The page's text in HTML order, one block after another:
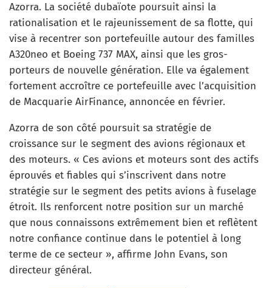
Azorra. La société dubaïote poursuit ainsi la
rationalisation et le rajeunissement de sa flotte, qui
vise à recentrer son portefeuille autour des familles
A320neo et Boeing 737 MAX, ainsi que les gros-
porteurs de nouvelle génération. Elle va également
fortement accroître ce portefeuille avec l’acquisition
de Macquarie AirFinance, annoncée en février.
Azorra de son côté poursuit sa stratégie de
croissance sur le segment des avions régionaux et
des moteurs. « Ces avions et moteurs sont des actifs
éprouvés et fiables qui s’inscrivent dans notre
stratégie sur le segment des petits avions à fuselage
étroit. Ils renforcent notre position sur un marché
que nous connaissons extrêmement bien et reflètent
notre confiance continue dans le potentiel à long
terme de ce secteur », affirme John Evans, son
directeur général.